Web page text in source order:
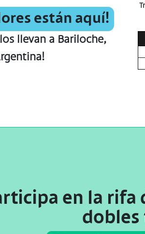
están aquí!
llevan a Bariloche,
en la rifa
dobles